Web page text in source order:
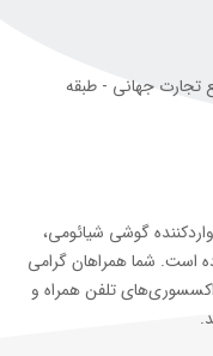
تجارت جهانی - طبقه
گوشی شیائومی،
است. شما همراهان گرامی
تلفن همراه و